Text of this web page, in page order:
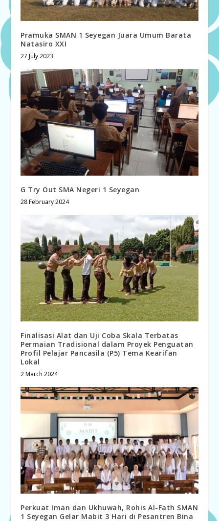
Pramuka SMAN 1 Seyegan Juara Umum Barata
Natasiro XXI
27 July 2023
G Try Out SMA Negeri 1 Seyegan
28 February 2024
Finalisasi Alat dan Uji Coba Skala Terbatas
Permaian Tradisional dalam Proyek Penguatan
Profil Pelajar Pancasila (P5) Tema Kearifan
Lokal
2 March 2024
Perkuat Iman dan Ukhuwah, Rohis Al-Fath SMAN
1 Seyegan Gelar Mabit 3 Hari di Pesantren Bina